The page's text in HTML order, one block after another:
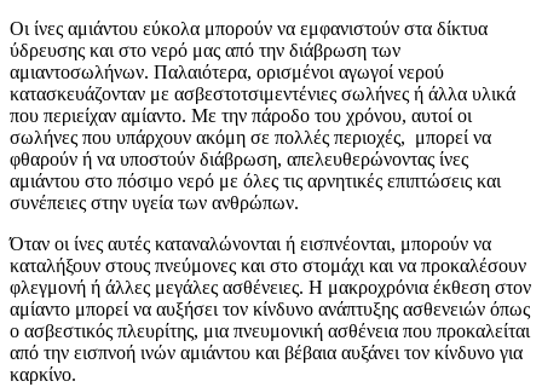
Οι ίνες αμιάντου εύκολα μπορούν να εμφανιστούν στα δίκτυα
ύδρευσης και στο νερό μας από την διάβρωση των
αμιαντοσωλήνων. Παλαιότερα, ορισμένοι αγωγοί νερού
κατασκευάζονταν με ασβεστοτσιμεντένιες σωλήνες ή άλλα υλικά
που περιείχαν αμίαντο. Με την πάροδο του χρόνου, αυτοί οι
σωλήνες που υπάρχουν ακόμη σε πολλές περιοχές, μπορεί να
φθαρούν ή να υποστούν διάβρωση, απελευθερώνοντας ίνες
αμιάντου στο πόσιμο νερό με όλες τις αρνητικές επιπτώσεις και
συνέπειες στην υγεία των ανθρώπων.
Όταν οι ίνες αυτές καταναλώνονται ή εισπνέονται, μπορούν να
καταλήξουν στους πνεύμονες και στο στομάχι και να προκαλέσουν
φλεγμονή ή άλλες μεγάλες ασθένειες. Η μακροχρόνια έκθεση στον
αμίαντο μπορεί να αυξήσει τον κίνδυνο ανάπτυξης ασθενειών όπως
ο ασβεστικός πλευρίτης, μια πνευμονική ασθένεια που προκαλείται
από την εισπνοή ινών αμιάντου και βέβαια αυξάνει τον κίνδυνο για
καρκίνο.